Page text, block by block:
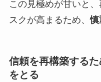
この見極めが甘いと
スクが高まるため、慎
信頼を再構築する
をとる